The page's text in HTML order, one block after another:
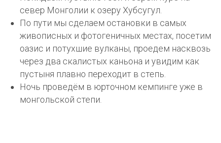
север Монголии к озеру Хубсугул.
По пути мы сделаем остановки в самых
живописных и фотогеничных местах, посетим
оазис и потухшие вулканы, проедем насквозь
через два скалистых каньона и увидим как
пустыня плавно переходит в степь.
Ночь проведём в юрточном кемпинге уже в
монгольской степи.